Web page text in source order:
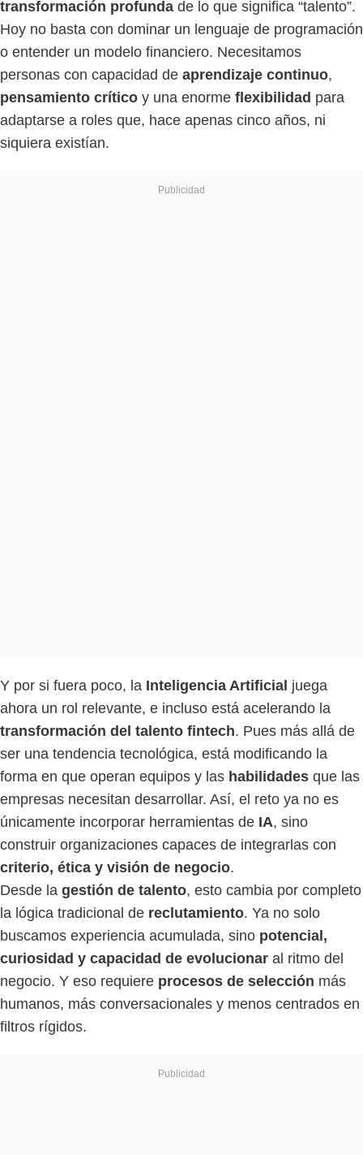
transformación profunda de lo que significa “talento”.
Hoy no basta con dominar un lenguaje de programación
o entender un modelo financiero. Necesitamos
personas con capacidad de aprendizaje continuo,
pensamiento crítico y una enorme flexibilidad para
adaptarse a roles que, hace apenas cinco años, ni
siquiera existían.
Y por si fuera poco, la Inteligencia Artificial juega
ahora un rol relevante, e incluso está acelerando la
transformación del talento fintech. Pues más allá de
ser una tendencia tecnológica, está modificando la
forma en que operan equipos y las habilidades que las
empresas necesitan desarrollar. Así, el reto ya no es
únicamente incorporar herramientas de IA, sino
construir organizaciones capaces de integrarlas con
criterio, ética y visión de negocio.
Desde la gestión de talento, esto cambia por completo
la lógica tradicional de reclutamiento. Ya no solo
buscamos experiencia acumulada, sino potencial,
curiosidad y capacidad de evolucionar al ritmo del
negocio. Y eso requiere procesos de selección más
humanos, más conversacionales y menos centrados en
filtros rígidos.